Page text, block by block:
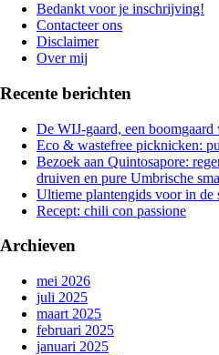
Bedankt voor je inschrijving!
Contacteer ons
Disclaimer
Over mij
Recente berichten
De WIJ-gaard, een
Eco & wastefree picknicken:
Bezoek aan Quintosapore:
druiven en pure Umbrische
Ultieme plantengids voor in de
Recept: chili con passione
Archieven
mei 2026
juli 2025
maart 2025
februari 2025
januari 2025